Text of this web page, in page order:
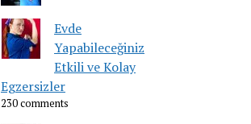
Evde
Yapabileceğiniz
Etkili ve Kolay
Egzersizler
230 comments